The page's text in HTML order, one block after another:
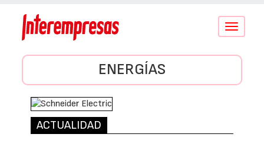
Conmutar
ENERGÍAS
ACTUALIDAD